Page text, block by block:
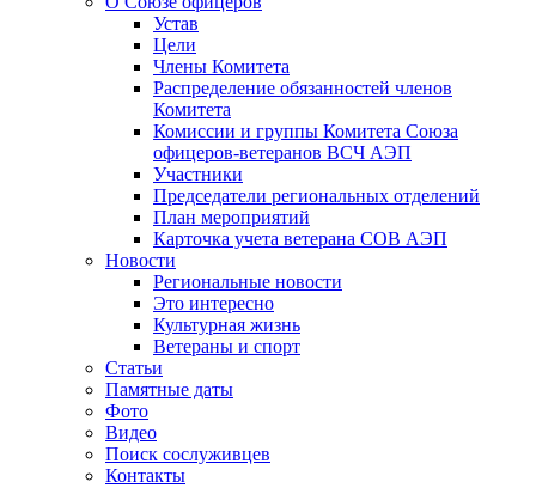
Устав
Цели
Члены Комитета
Распределение обязанностей членов
Комитета
Комиссии и группы Комитета Союза
офицеров-ветеранов ВСЧ АЭП
Участники
Председатели региональных отделений
План мероприятий
Карточка учета ветерана CОВ АЭП
Новости
Региональные новости
Это интересно
Культурная жизнь
Ветераны и спорт
Статьи
Памятные даты
Фото
Видео
Поиск сослуживцев
Контакты